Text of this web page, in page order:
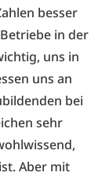
besser
in der
uns in
uns an
bei
sehr
Aber mit